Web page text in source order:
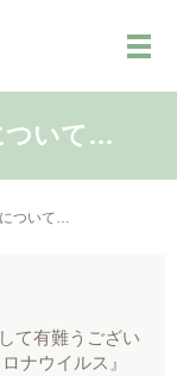
メ
ついて…
ついて…
て有難うござい
ナウイルス』